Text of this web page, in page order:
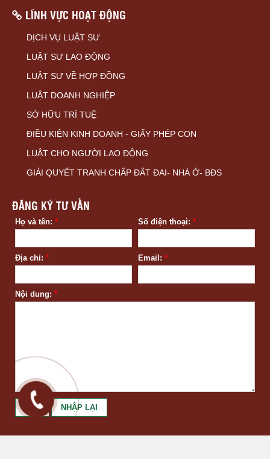
LĨNH VỰC HOẠT ĐỘNG
DỊCH VỤ LUẬT SƯ
LUẬT SƯ LAO ĐỘNG
LUẬT SƯ VỀ HỢP ĐỒNG
LUẬT DOANH NGHIỆP
SỞ HỮU TRÍ TUỆ
ĐIỀU KIỆN KINH DOANH - GIẤY PHÉP CON
LUẬT CHO NGƯỜI LAO ĐỘNG
GIẢI QUYẾT TRANH CHẤP ĐẤT ĐAI- NHÀ Ở- BĐS
ĐĂNG KÝ TƯ VẤN
Họ và tên: * Số điện thoại: *
Địa chỉ: * Email: *
Nội dung: *